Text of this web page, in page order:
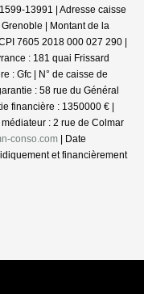
13991 | Adresse caisse
| Montant de la
7605 2018 000 027 290 |
: 181 quai Frissard
: Gfc | N° de caisse de
: 58 rue du Général
financière : 1350000 € |
: 2 rue de Colmar
conso.com | Date
et financièrement